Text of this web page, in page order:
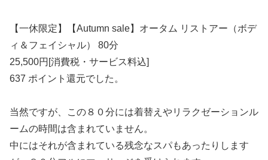
【一休限定】【Autumn sale】オータム リストアー（ボデ
ィ＆フェイシャル） 80分
25,500円[消費税・サービス料込]
637 ポイント還元でした。
当然ですが、この８０分には着替えやリラクゼーションル
ームの時間は含まれていません。
中にはそれが含まれている残念なスパもあったりします